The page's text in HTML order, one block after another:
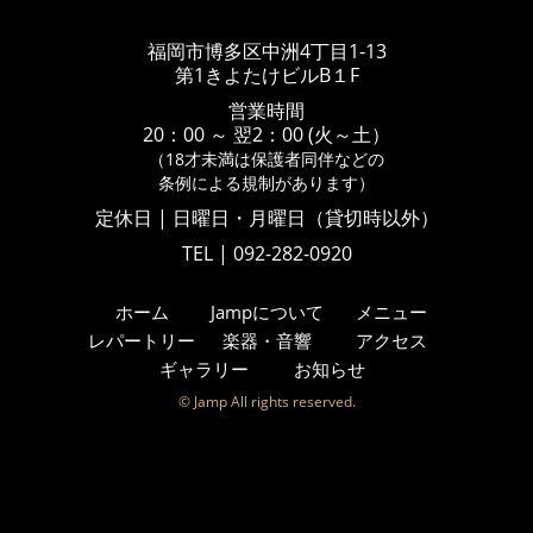
福岡市博多区中洲4丁目1-13
第1きよたけビルB１F
営業時間
20：00 ～ 翌2：00 (火～土）
（18才未満は保護者同伴などの
条例による規制があります）
定休日 | 日曜日・月曜日（貸切時以外）
TEL | 092-282-0920
ホーム Jampについて
メニュー
レパートリー
楽器・音響
アクセス
ギャラリー
お知らせ
© Jamp All rights reserved.